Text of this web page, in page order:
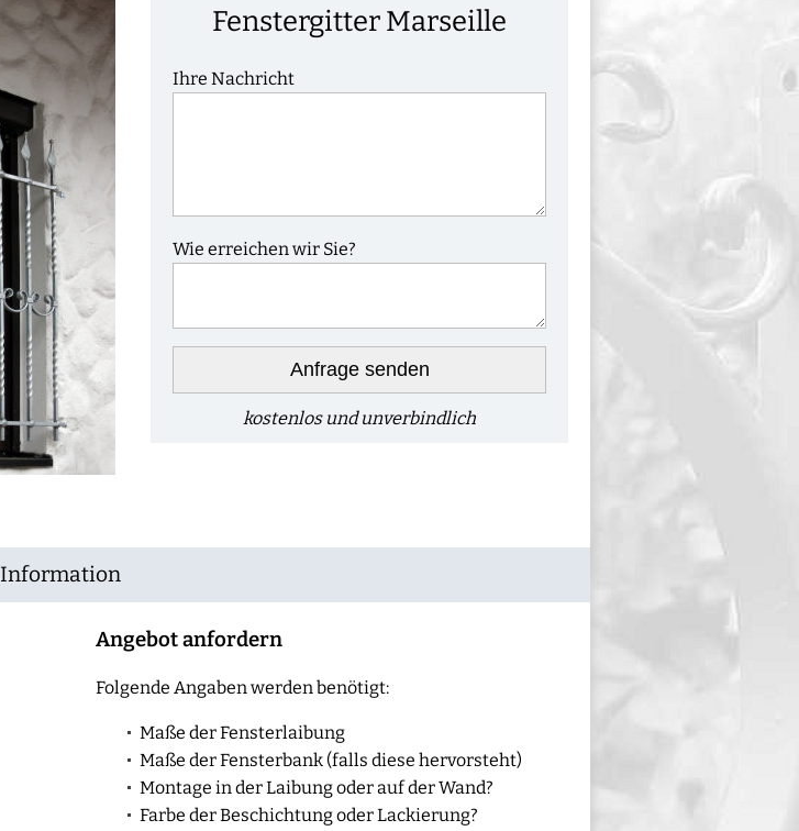
Fenstergitter Marseille
Ihre Nachricht
Wie erreichen wir Sie?
Anfrage senden
kostenlos und unverbindlich
Information
Angebot anfordern
Folgende Angaben werden benötigt:
Maße der Fensterlaibung
Maße der Fensterbank (falls diese hervorsteht)
Montage in der Laibung oder auf der Wand?
Farbe der Beschichtung oder Lackierung?